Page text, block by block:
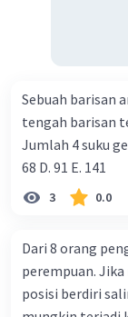
Sebuah barisan
tengah barisan
Jumlah 4 suku
68 D. 91 E. 141
3 0.0
Dari 8 orang
perempuan.
posisi berdiri